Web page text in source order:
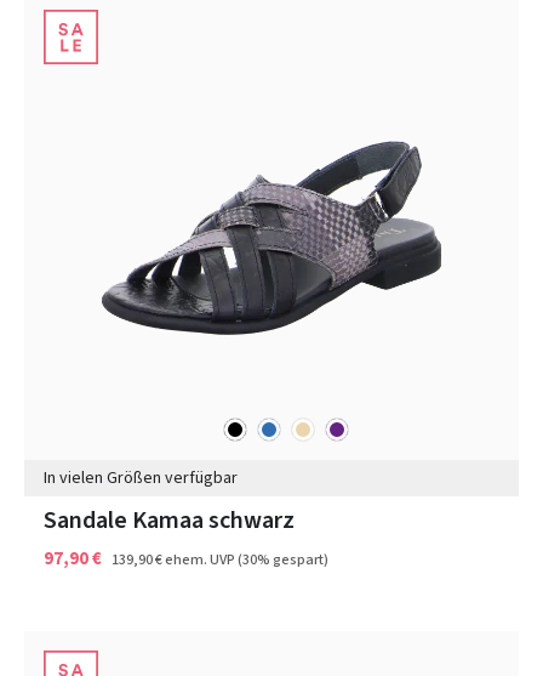
schwarz
blau beigelila
In vielen Größen verfügbar
Sandale Kamaa schwarz
97,90 € 139,90 €ehem. UVP(30% gespart)